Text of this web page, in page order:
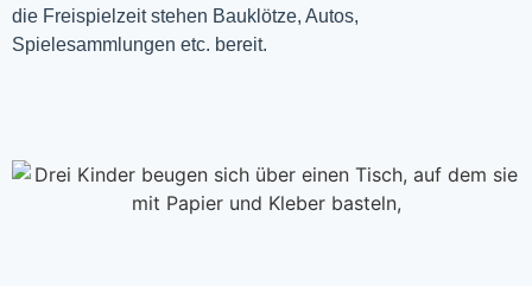
die Freispielzeit stehen Bauklötze, Autos,
Spielesammlungen etc. bereit.